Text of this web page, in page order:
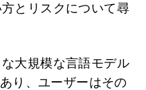
とリスクについて尋
大規模な言語モデル
り、ユーザーはその